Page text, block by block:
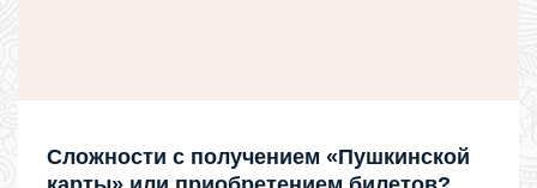
Сложности с получением «Пушкинской